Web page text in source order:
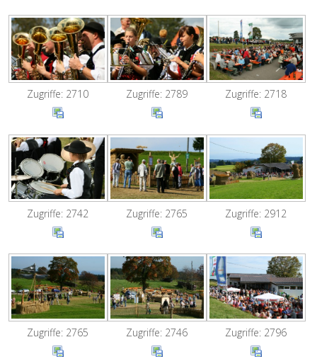
Zugriffe: 2710 Zugriffe: 2789 Zugriffe: 2718
Zugriffe: 2742 Zugriffe: 2765 Zugriffe: 2912
Zugriffe: 2765 Zugriffe: 2746 Zugriffe: 2796